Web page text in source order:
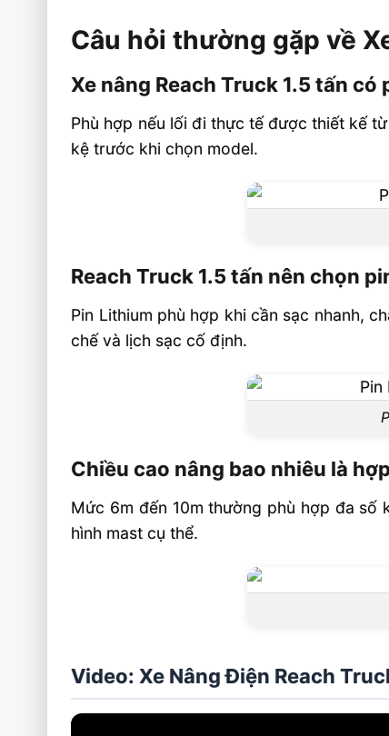
Câu hỏi thường gặp về
Xe nâng Reach Truck 1.5 tấn
Phù hợp nếu lối đi thực tế được thiết kế
kệ trước khi chọn model.
Reach Truck 1.5 tấn nên chọn
Pin Lithium phù hợp khi cần sạc nhanh,
chế và lịch sạc cố định.
Chiều cao nâng bao nhiêu là
Mức 6m đến 10m thường phù hợp đa số
hình mast cụ thể.
Video: Xe Nâng Điện Reach